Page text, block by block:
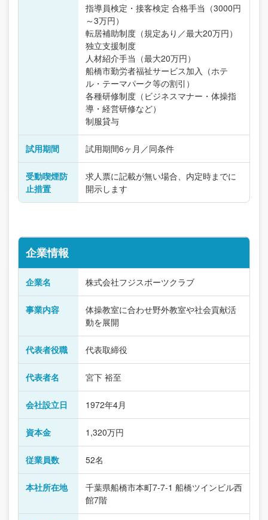
指導員検定・接客検定 合格手当（3000円
～3万円）
転居補助制度（規定あり／最大20万円）
独立支援制度
人材紹介手当（最大20万円）
船橋市勤労者福祉サービス加入（ホテ
ル・テーマパーク等の割引）
各種研修制度（ビジネスマナー・体操指
導・経営研修など）
制服貸与
試用期間 試用期間6ヶ月／同条件
受動喫煙防
止措置
求人票に記載が無い場合、内定時までに
開示します
企業情報
企業名 株式会社フジスポーツクラブ
事業内容
体操教室に合わせ野外教室や社会貢献活
動を展開
代表者役職 代表取締役
代表者名 宮下 裕至
会社設立日 1972年4月
資本金 1,320万円
従業員数 52名
本社所在地
千葉県船橋市本町7-7-1 船橋ツインビル西
館7階